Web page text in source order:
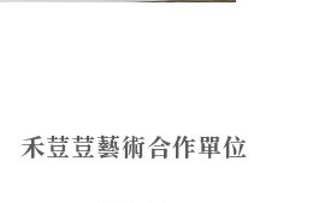
禾荳荳藝術合作單位